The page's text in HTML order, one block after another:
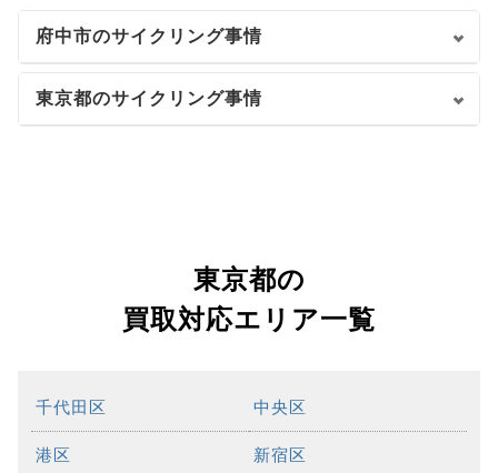
府中市のサイクリング事情
東京都のサイクリング事情
東京都の
買取対応エリア一覧
千代田区 中央区
港区 新宿区